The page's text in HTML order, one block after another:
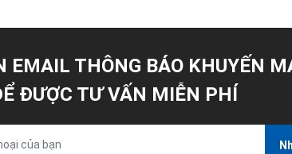
EMAIL THÔNG BÁO KHUYẾN
ĐƯỢC TƯ VẤN MIỄN PHÍ